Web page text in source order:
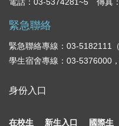
緊急聯絡
緊急聯絡專線：03-5182111
學生宿舍專線：03-5376000
身份入口
在校生 新生入口 國際生